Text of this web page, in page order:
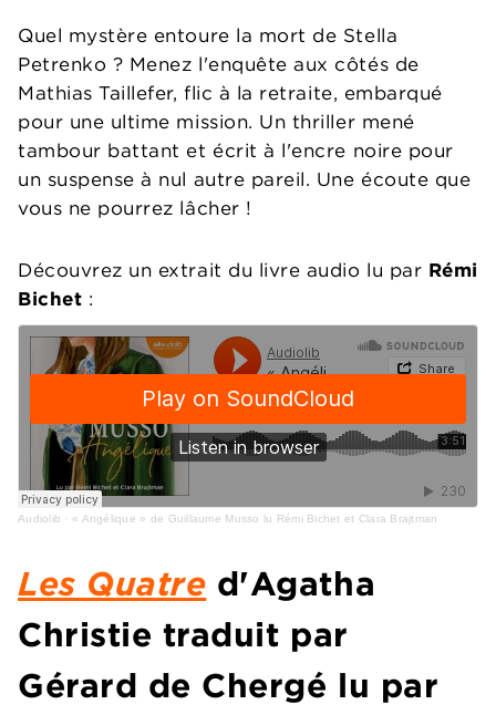
Quel mystère entoure la mort de Stella
Petrenko ? Menez l'enquête aux côtés de
Mathias Taillefer, flic à la retraite, embarqué
pour une ultime mission. Un thriller mené
tambour battant et écrit à l'encre noire pour
un suspense à nul autre pareil. Une écoute que
vous ne pourrez lâcher !
Découvrez un extrait du livre audio lu par Rémi
Bichet :
Audiolib · « Angélique » de Guillaume Musso lu Rémi Bichet et Clara Brajtman
Les Quatre d'Agatha
Christie traduit par
Gérard de Chergé lu par